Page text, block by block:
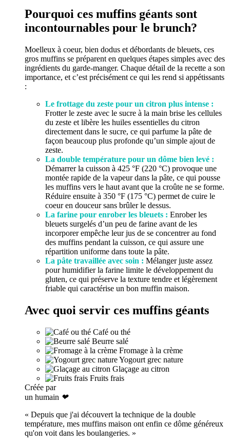
Pourquoi ces muffins géants sont
incontournables pour le brunch?
Moelleux à coeur, bien dodus et débordants de bleuets, ces
gros muffins se préparent en quelques étapes simples avec des
ingrédients du garde-manger. Chaque détail de la recette a son
importance, et c’est précisément ce qui les rend si appétissants
:
Le frottage du zeste pour un citron plus intense :
Frotter le zeste avec le sucre à la main brise les cellules
du zeste et libère les huiles essentielles du citron
directement dans le sucre, ce qui parfume la pâte de
façon beaucoup plus profonde qu’un simple ajout de
zeste.
La double température pour un dôme bien levé :
Démarrer la cuisson à 425 °F (220 °C) provoque une
montée rapide de la vapeur dans la pâte, ce qui pousse
les muffins vers le haut avant que la croûte ne se forme.
Réduire ensuite à 350 °F (175 °C) permet de cuire le
coeur en douceur sans brûler le dessus.
La farine pour enrober les bleuets : Enrober les
bleuets surgelés d’un peu de farine avant de les
incorporer empêche leur jus de se concentrer au fond
des muffins pendant la cuisson, ce qui assure une
répartition uniforme dans toute la pâte.
La pâte travaillée avec soin : Mélanger juste assez
pour humidifier la farine limite le développement du
gluten, ce qui préserve la texture tendre et légèrement
friable qui caractérise un bon muffin maison.
Avec quoi servir ces muffins géants
Café ou thé
Beurre salé
Fromage à la crème
Yogourt grec nature
Glaçage au citron
Fruits frais
Créée par
un humain ❤
« Depuis que j'ai découvert la technique de la double
température, mes muffins maison ont enfin ce dôme généreux
qu'on voit dans les boulangeries. »